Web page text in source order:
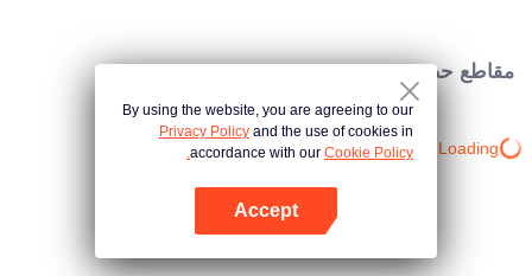
مقاطع حصرية
Loading…
By using the website, you are agreeing to our
Privacy Policy and the use of cookies in
accordance with our Cookie Policy.
Accept